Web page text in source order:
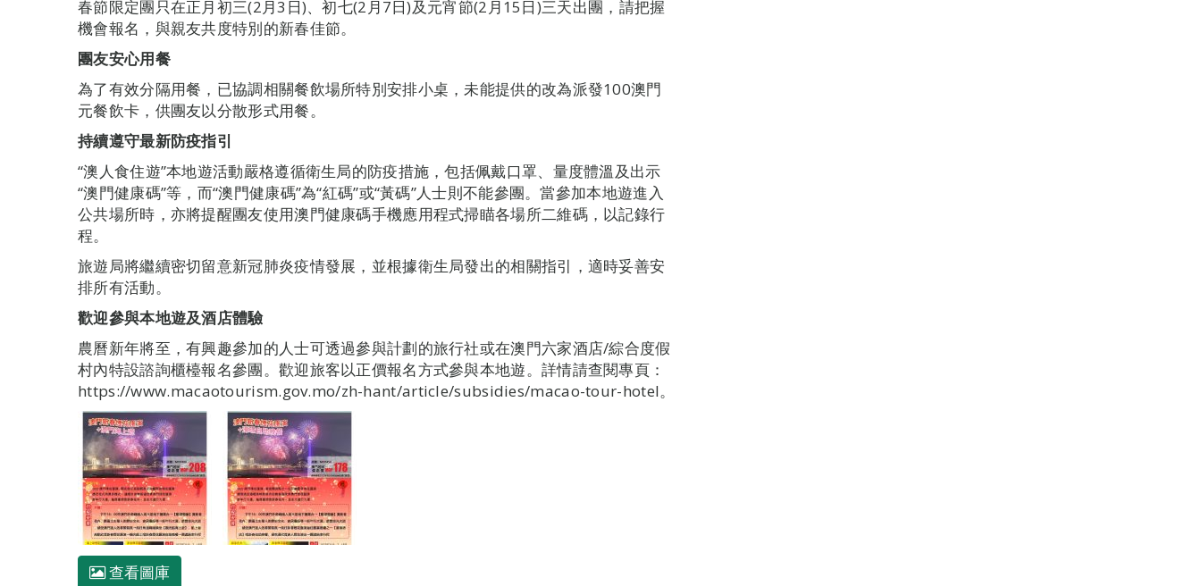
春節限定團只在正月初三(2月3日)、初七(2月7日)及元宵節(2月15日)三天出團，請把握
機會報名，與親友共度特別的新春佳節。
團友安心用餐
為了有效分隔用餐，已協調相關餐飲場所特別安排小桌，未能提供的改為派發100澳門
元餐飲卡，供團友以分散形式用餐。
持續遵守最新防疫指引
“澳人食住遊”本地遊活動嚴格遵循衛生局的防疫措施，包括佩戴口罩、量度體溫及出示
“澳門健康碼”等，而“澳門健康碼”為“紅碼”或“黃碼”人士則不能參團。當參加本地遊進入
公共場所時，亦將提醒團友使用澳門健康碼手機應用程式掃瞄各場所二維碼，以記錄行
程。
旅遊局將繼續密切留意新冠肺炎疫情發展，並根據衛生局發出的相關指引，適時妥善安
排所有活動。
歡迎參與本地遊及酒店體驗
農曆新年將至，有興趣參加的人士可透過參與計劃的旅行社或在澳門六家酒店/綜合度假
村內特設諮詢櫃檯報名參團。歡迎旅客以正價報名方式參與本地遊。詳情請查閱專頁：
https://www.macaotourism.gov.mo/zh-hant/article/subsidies/macao-tour-hotel。
查看圖庫